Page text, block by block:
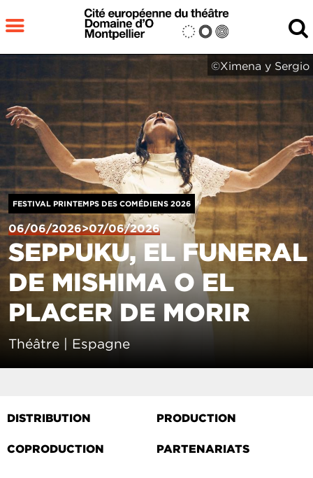
Aller au contenu principal
Fermer
©Ximena y Sergio
FESTIVAL PRINTEMPS DES COMÉDIENS 2026
06/06/2026>07/06/2026
SEPPUKU, EL FUNERAL
DE MISHIMA O EL
PLACER DE MORIR
Théâtre | Espagne
DISTRIBUTION PRODUCTION
COPRODUCTION PARTENARIATS